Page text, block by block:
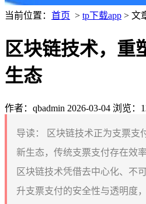
当前位置： 首页 > tp下载app > 文
区块链技术，重
生态
作者：qbadmin 2026-03-04 浏览：
导读：
区块链技术正为支票支
新生态，传统支票支付存在效
区块链技术凭借去中心化、不
升支票支付的安全性与透明度